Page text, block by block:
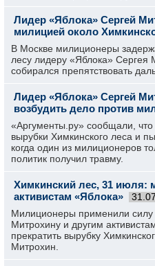
Лидер «Яблока» Сергей
милицией около
В Москве милиционеры
лесу лидеру «Яблока»
собирался препятствовать
Лидер «Яблока» Сергей
возбудить дело против
«Аргументы.ру» сообщали,
вырубки Химкинского леса и
когда один из милиционеров
политик получил травму.
Химкинский лес, 31 июля:
активистам «Яблока»
Милиционеры применили силу
Митрохину и другим
прекратить вырубку
Митрохин.